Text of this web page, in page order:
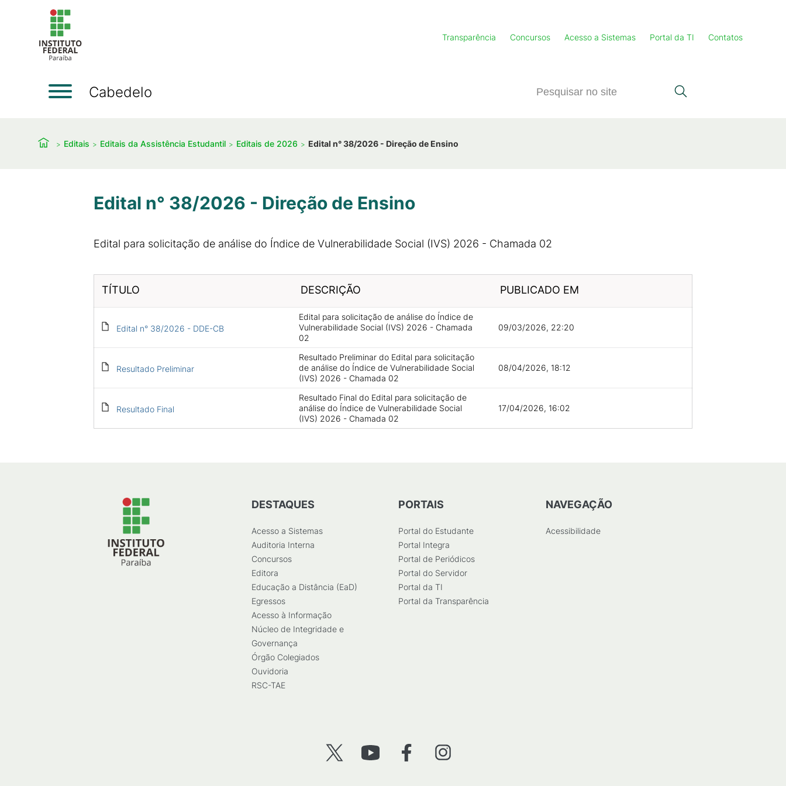
Transparência Concursos Acesso a Sistemas Portal da TI Contatos
Cabedelo
Editais Editais da Assistência Estudantil Editais de 2026 Edital n° 38/2026 - Direção de Ensino
Edital n° 38/2026 - Direção de Ensino
Edital para solicitação de análise do Índice de Vulnerabilidade Social (IVS) 2026 - Chamada 02
TÍTULO DESCRIÇÃO PUBLICADO EM
Edital n° 38/2026 - DDE-CB
Edital para solicitação de análise do Índice de
Vulnerabilidade Social (IVS) 2026 - Chamada
02
09/03/2026, 22:20
Resultado Preliminar
Resultado Preliminar do Edital para solicitação
de análise do Índice de Vulnerabilidade Social
(IVS) 2026 - Chamada 02
08/04/2026, 18:12
Resultado Final
Resultado Final do Edital para solicitação de
análise do Índice de Vulnerabilidade Social
(IVS) 2026 - Chamada 02
17/04/2026, 16:02
DESTAQUES
Acesso a Sistemas
Auditoria Interna
Concursos
Editora
Educação a Distância (EaD)
Egressos
Acesso à Informação
Núcleo de Integridade e
Governança
Órgão Colegiados
Ouvidoria
RSC-TAE
PORTAIS
Portal do Estudante
Portal Integra
Portal de Periódicos
Portal do Servidor
Portal da TI
Portal da Transparência
NAVEGAÇÃO
Acessibilidade